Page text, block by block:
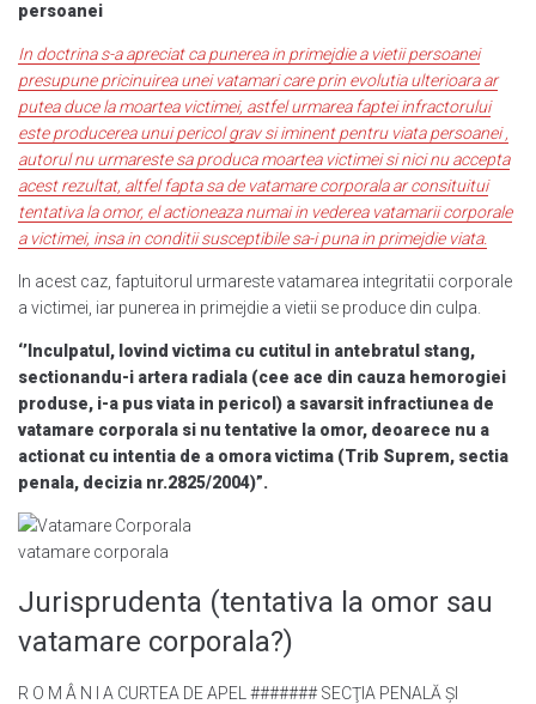
persoanei
In doctrina s-a apreciat ca punerea in primejdie a vietii persoanei
presupune pricinuirea unei vatamari care prin evolutia ulterioara ar
putea duce la moartea victimei, astfel urmarea faptei infractorului
este producerea unui pericol grav si iminent pentru viata persoanei ,
autorul nu urmareste sa produca moartea victimei si nici nu accepta
acest rezultat, altfel fapta sa de vatamare corporala ar consituitui
tentativa la omor, el actioneaza numai in vederea vatamarii corporale
a victimei, insa in conditii susceptibile sa-i puna in primejdie viata.
In acest caz, faptuitorul urmareste vatamarea integritatii corporale
a victimei, iar punerea in primejdie a vietii se produce din culpa.
‘’Inculpatul, lovind victima cu cutitul in antebratul stang,
sectionandu-i artera radiala (cee ace din cauza hemorogiei
produse, i-a pus viata in pericol) a savarsit infractiunea de
vatamare corporala si nu tentative la omor, deoarece nu a
actionat cu intentia de a omora victima (Trib Suprem, sectia
penala, decizia nr.2825/2004)”.
vatamare corporala
Jurisprudenta (tentativa la omor sau
vatamare corporala?)
R O M Â N I A CURTEA DE APEL ####### SECŢIA PENALĂ ŞI